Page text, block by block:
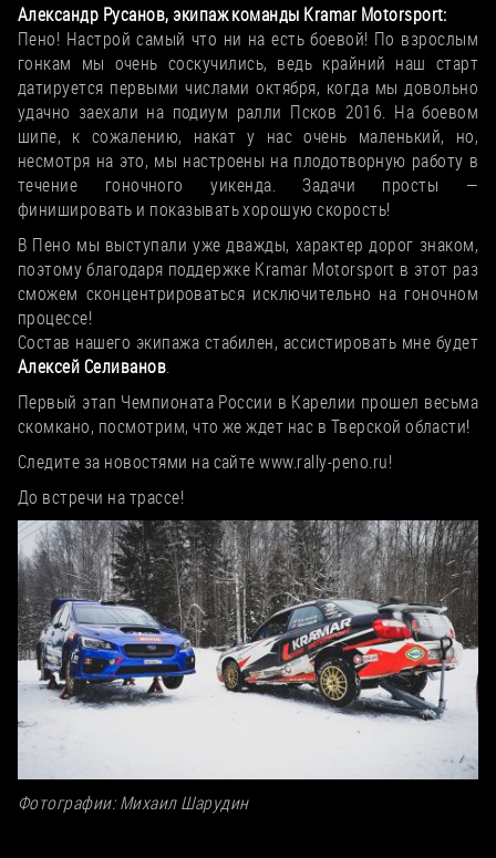
Александр Русанов, экипаж команды Kramar Motorsport:
Пено! Настрой самый что ни на есть боевой! По взрослым
гонкам мы очень соскучились, ведь крайний наш старт
датируется первыми числами октября, когда мы довольно
удачно заехали на подиум ралли Псков 2016. На боевом
шипе, к сожалению, накат у нас очень маленький, но,
несмотря на это, мы настроены на плодотворную работу в
течение гоночного уикенда. Задачи просты —
финишировать и показывать хорошую скорость!
В Пено мы выступали уже дважды, характер дорог знаком,
поэтому благодаря поддержке Kramar Motorsport в этот раз
сможем сконцентрироваться исключительно на гоночном
процессе!
Состав нашего экипажа стабилен, ассистировать мне будет
Алексей Селиванов
Первый этап Чемпионата России в Карелии прошел весьма
скомкано, посмотрим, что же ждет нас в Тверской области!
Следите за новостями на сайте www.rally-peno.ru!
До встречи на трассе!
Фотографии: Михаил Шарудин